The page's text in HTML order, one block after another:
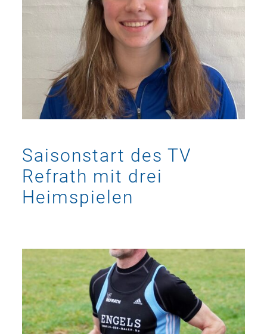
Saisonstart des TV
Refrath mit drei
Heimspielen